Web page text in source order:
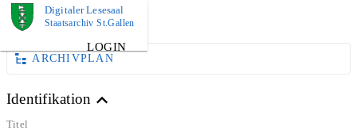
Digitaler Lesesaal
Staatsarchiv St.Gallen
LOGIN
DOKUMENT
ARCHIVPLAN
Identifikation
Titel